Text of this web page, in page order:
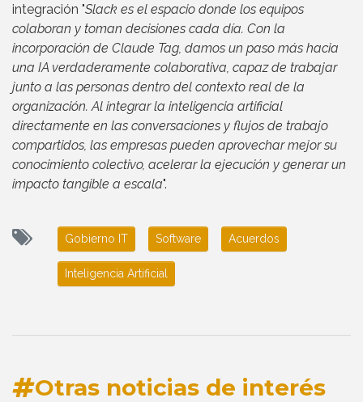
integración "Slack es el espacio donde los equipos
colaboran y toman decisiones cada día. Con la
incorporación de Claude Tag, damos un paso más hacia
una IA verdaderamente colaborativa, capaz de trabajar
junto a las personas dentro del contexto real de la
organización. Al integrar la inteligencia artificial
directamente en las conversaciones y flujos de trabajo
compartidos, las empresas pueden aprovechar mejor su
conocimiento colectivo, acelerar la ejecución y generar un
impacto tangible a escala".
Gobierno IT Software Acuerdos
Inteligencia Artificial
Otras noticias de interés